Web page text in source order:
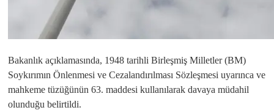
Bakanlık açıklamasında, 1948 tarihli Birleşmiş Milletler (BM)
Soykırımın Önlenmesi ve Cezalandırılması Sözleşmesi uyarınca ve
mahkeme tüzüğünün 63. maddesi kullanılarak davaya müdahil
olunduğu belirtildi.